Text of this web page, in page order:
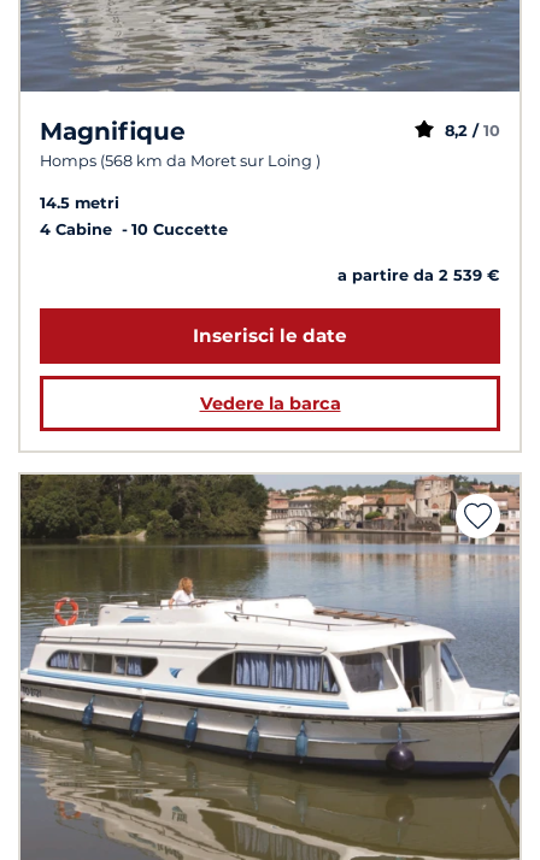
Magnifique
Homps (568 km da Moret sur Loing )
8,2 / 10
14.5 metri
4 Cabine
10 Cuccette
a partire da 2 539 €
Inserisci le date
Vedere la barca